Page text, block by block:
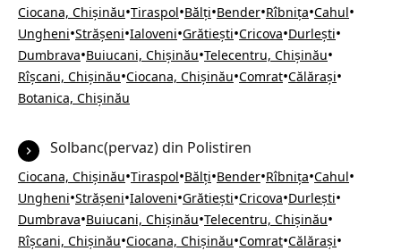
Ciocana, Chișinău•Tiraspol•Bălți•Bender•Rîbnița•Cahul•
Ungheni•Strășeni•Ialoveni•Grătiești•Cricova•Durlești•
Dumbrava•Buiucani, Chișinău•Telecentru, Chișinău•
Rîșcani, Chișinău•Ciocana, Chișinău•Comrat•Călărași•
Botanica, Chișinău
Solbanc(pervaz) din Polistiren
Ciocana, Chișinău•Tiraspol•Bălți•Bender•Rîbnița•Cahul•
Ungheni•Strășeni•Ialoveni•Grătiești•Cricova•Durlești•
Dumbrava•Buiucani, Chișinău•Telecentru, Chișinău•
Rîșcani, Chișinău•Ciocana, Chișinău•Comrat•Călărași•